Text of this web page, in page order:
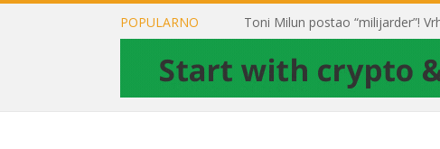
POPULARNO